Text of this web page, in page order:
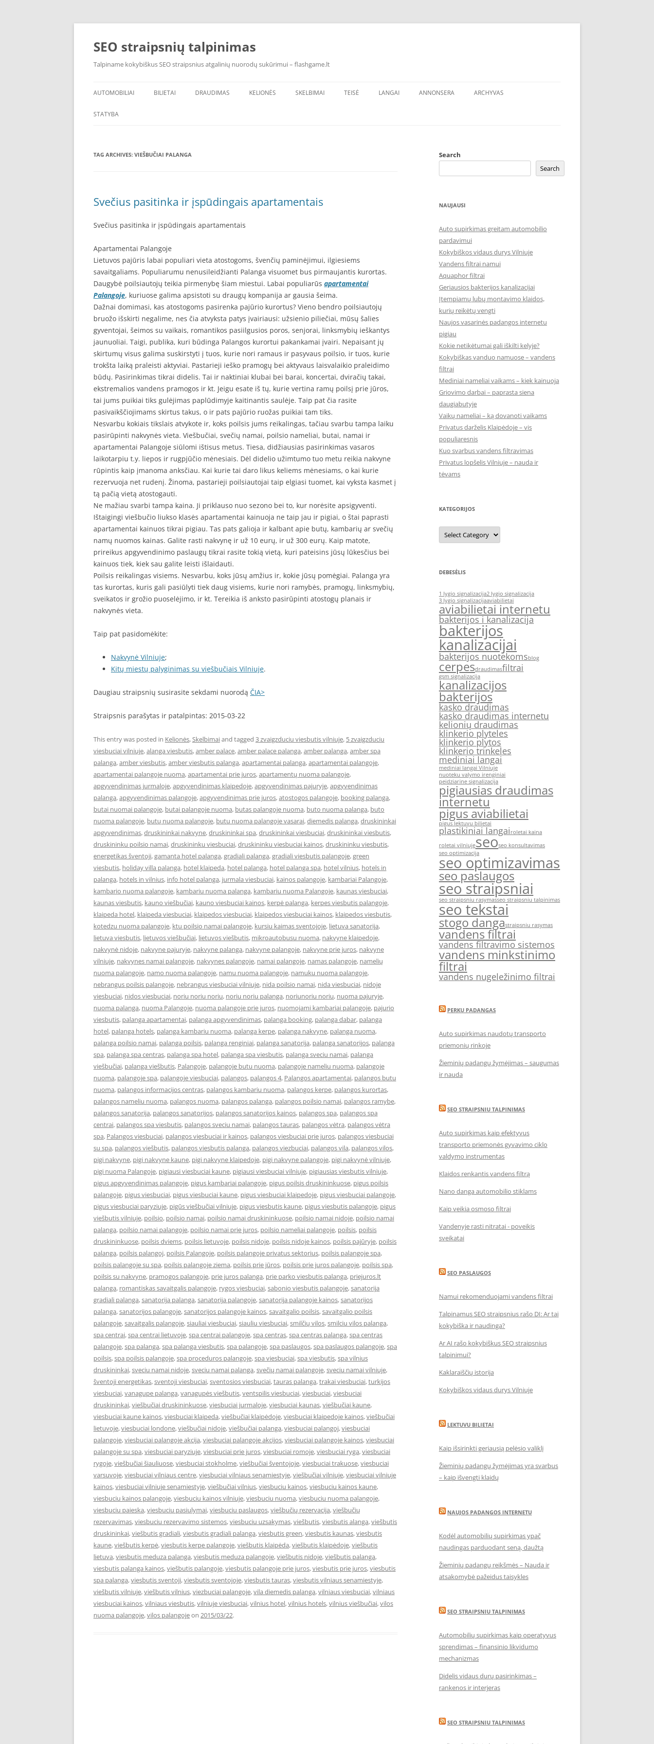
Skip
SEO straipsnių talpinimas
Talpiname kokybiškus SEO straipsnius atgalinių nuorodų sukūrimui – flashgame.lt
AUTOMOBILIAI BILIETAI DRAUDIMAS KELIONĖS SKELBIMAI TEISĖ LANGAI ANNONSERA ARCHYVAS
STATYBA
TAG ARCHIVES: VIEŠBUČIAI PALANGA
Svečius pasitinka ir įspūdingais apartamentais
Svečius pasitinka ir įspūdingais apartamentais
Apartamentai Palangoje
Lietuvos pajūris labai populiari vieta atostogoms, švenčių paminėjimui, ilgiesiems
savaitgaliams. Populiarumu nenusileidžianti Palanga visuomet bus pirmaujantis kurortas.
Daugybė poilsiautojų teikia pirmenybę šiam miestui. Labai populiarūs apartamentai
Palangoje, kuriuose galima apsistoti su draugų kompanija ar gausia šeima.
Dažnai domimasi, kas atostogoms pasirenka pajūrio kurortus? Vieno bendro poilsiautojų
bruožo išskirti negalime, nes čia atvyksta patys įvairiausi: užsienio piliečiai, mūsų šalies
gyventojai, šeimos su vaikais, romantikos pasiilgusios poros, senjorai, linksmybių ieškantys
jaunuoliai. Taigi, publika, kuri būdinga Palangos kurortui pakankamai įvairi. Nepaisant jų
skirtumų visus galima suskirstyti į tuos, kurie nori ramaus ir pasyvaus poilsio, ir tuos, kurie
trokšta laiką praleisti aktyviai. Pastarieji ieško pramogų bei aktyvaus laisvalaikio praleidimo
būdų. Pasirinkimas tikrai didelis. Tai ir naktiniai klubai bei barai, koncertai, dviračių takai,
ekstremalios vandens pramogos ir kt. Jeigu esate iš tų, kurie vertina ramų poilsį prie jūros,
tai jums puikiai tiks gulėjimas paplūdimyje kaitinantis saulėje. Taip pat čia rasite
pasivaikščiojimams skirtus takus, o ir pats pajūrio ruožas puikiai tam tiks.
Nesvarbu kokiais tikslais atvykote ir, koks poilsis jums reikalingas, tačiau svarbu tampa laiku
pasirūpinti nakvynės vieta. Viešbučiai, svečių namai, poilsio nameliai, butai, namai ir
apartamentai Palangoje siūlomi ištisus metus. Tiesa, didžiausias pasirinkimas vasaros
laikotarpiu t.y. liepos ir rugpjūčio mėnesiais. Dėl didelio užimtumo tuo metu reikia nakvyne
rūpintis kaip įmanoma anksčiau. Kai kurie tai daro likus keliems mėnesiams, o kai kurie
rezervuoja net rudenį. Žinoma, pastarieji poilsiautojai taip elgiasi tuomet, kai vyksta kasmet į
tą pačią vietą atostogauti.
Ne mažiau svarbi tampa kaina. Ji priklauso nuo sezono bei to, kur norėsite apsigyventi.
Ištaigingi viešbučio liukso klasės apartamentai kainuoja ne taip jau ir pigiai, o štai paprasti
apartamentai kainuos tikrai pigiau. Tas pats galioja ir kalbant apie butų, kambarių ar svečių
namų nuomos kainas. Galite rasti nakvynę ir už 10 eurų, ir už 300 eurų. Kaip matote,
prireikus apgyvendinimo paslaugų tikrai rasite tokią vietą, kuri pateisins jūsų lūkesčius bei
kainuos tiek, kiek sau galite leisti išlaidauti.
Poilsis reikalingas visiems. Nesvarbu, koks jūsų amžius ir, kokie jūsų pomėgiai. Palanga yra
tas kurortas, kuris gali pasiūlyti tiek daug visiems, kurie nori ramybės, pramogų, linksmybių,
sveikatos ir grožio puoselėjimo, ir kt. Tereikia iš anksto pasirūpinti atostogų planais ir
nakvynės vieta.
Taip pat pasidomėkite:
Nakvynė Vilniuje;
Kitų miestų palyginimas su viešbučiais Vilniuje.
Daugiau straipsnių susirasite sekdami nuorodą ČIA>
Straipsnis parašytas ir patalpintas: 2015-03-22
This entry was posted in Kelionės,Skelbimaiand tagged 3 zvaigzduciu viesbutis vilniuje, 5 zvaigzduciu
viesbuciai vilniuje,alanga viesbutis,amber palace,amber palace palanga,amber palanga,amber spa
palanga,amber viesbutis,amber viesbutis palanga,apartamentai palanga,apartamentai palangoje,
apartamentai palangoje nuoma,apartamentai prie juros,apartamentų nuoma palangoje,
apgyvendinimas jurmaloje,apgyvendinimas klaipedoje,apgyvendinimas pajuryje,apgyvendinimas
palanga,apgyvendinimas palangoje,apgyvendinimas prie juros,atostogos palangoje, booking palanga,
butai nuomai palangoje, butai palangoje nuoma, butas palangoje nuoma, buto nuoma palanga, buto
nuoma palangoje, butų nuoma palangoje, butu nuoma palangoje vasarai,diemedis palanga,druskininkai
apgyvendinimas,druskininkai nakvyne,druskininkai spa,druskininkai viesbuciai,druskininkai viesbutis,
druskininku poilsio namai,druskininku viesbuciai,druskininku viesbuciai kainos,druskininku viesbutis,
energetikas šventoji,gamanta hotel palanga,gradiali palanga,gradiali viesbutis palangoje,green
viesbutis, holiday villa palanga, hotel klaipeda, hotel palanga, hotel palanga spa, hotel vilnius, hotels in
palanga, hotels in vilnius, info hotel palanga, jurmala viesbuciai, kainos palangoje, kambariai Palangoje,
kambario nuoma palangoje, kambariu nuoma palanga, kambariu nuoma Palangoje, kaunas viesbuciai,
kaunas viesbutis, kauno viešbučiai, kauno viesbuciai kainos, kerpė palanga, kerpes viesbutis palangoje,
klaipeda hotel, klaipeda viesbuciai, klaipedos viesbuciai, klaipedos viesbuciai kainos, klaipedos viesbutis,
kotedzu nuoma palangoje, ktu poilsio namai palangoje, kursiu kaimas sventojoje, lietuva sanatorija,
lietuva viesbutis, lietuvos viešbučiai, lietuvos viešbutis, mikroautobusu nuoma, nakvyne klaipedoje,
nakvynė nidoje, nakvyne pajuryje, nakvyne palanga, nakvyne palangoje, nakvyne prie juros, nakvyne
vilniuje, nakvynes namai palangoje, nakvynes palangoje, namai palangoje, namas palangoje, namelių
nuoma palangoje, namo nuoma palangoje, namu nuoma palangoje, namuku nuoma palangoje,
nebrangus poilsis palangoje, nebrangus viesbuciai vilniuje, nida poilsio namai, nida viesbuciai, nidoje
viesbuciai, nidos viesbuciai, noriu noriu noriu, noriu noriu palanga, noriunoriu noriu, nuoma pajuryje,
nuoma palanga, nuoma Palangoje, nuoma palangoje prie juros, nuomojami kambariai palangoje, pajurio
viesbutis, palanga apartamentai, palanga apgyvendinimas, palanga booking, palanga dabar, palanga
hotel, palanga hotels, palanga kambariu nuoma, palanga kerpe, palanga nakvyne, palanga nuoma,
palanga poilsio namai, palanga poilsis, palanga renginiai, palanga sanatorija, palanga sanatorijos, palanga
spa, palanga spa centras, palanga spa hotel, palanga spa viesbutis, palanga sveciu namai, palanga
viešbučiai, palanga viešbutis, Palangoje, palangoje butu nuoma, palangoje nameliu nuoma, palangoje
nuoma, palangoje spa, palangoje viesbuciai, palangos, palangos 4, Palangos apartamentai, palangos butu
nuoma, palangos informacijos centras, palangos kambariu nuoma, palangos kerpe, palangos kurortas,
palangos nameliu nuoma, palangos nuoma, palangos palanga, palangos poilsio namai, palangos ramybe,
palangos sanatorija, palangos sanatorijos, palangos sanatorijos kainos, palangos spa, palangos spa
centrai, palangos spa viesbutis, palangos sveciu namai, palangos tauras, palangos vėtra, palangos vėtra
spa, Palangos viesbuciai, palangos viesbuciai ir kainos, palangos viesbuciai prie juros, palangos viesbuciai
su spa, palangos viešbutis, palangos viesbutis palanga, palangos viezbuciai, palangos vila, palangos vilos,
pigi nakvyne, pigi nakvyne kaune, pigi nakvyne klaipedoje, pigi nakvyne palangoje, pigi nakvynė vilniuje,
pigi nuoma Palangoje, pigiausi viesbuciai kaune, pigiausi viesbuciai vilniuje, pigiausias viesbutis vilniuje,
pigus apgyvendinimas palangoje, pigus kambariai palangoje, pigus poilsis druskininkuose, pigus poilsis
palangoje, pigus viesbuciai, pigus viesbuciai kaune, pigus viesbuciai klaipedoje, pigus viesbuciai palangoje,
pigus viesbuciai paryziuje, pigūs viešbučiai vilniuje, pigus viesbutis kaune, pigus viesbutis palangoje, pigus
viešbutis vilniuje, poilsio, poilsio namai, poilsio namai druskininkuose, poilsio namai nidoje, poilsio namai
palanga, poilsio namai palangoje, poilsio namai prie juros, poilsio nameliai palangoje, poilsis, poilsis
druskininkuose, poilsis dviems, poilsis lietuvoje, poilsis nidoje, poilsis nidoje kainos, poilsis pajūryje, poilsis
palanga, poilsis palangoj, poilsis Palangoje, poilsis palangoje privatus sektorius, poilsis palangoje spa,
poilsis palangoje su spa, poilsis palangoje ziema, poilsis prie jūros, poilsis prie juros palangoje, poilsis spa,
poilsis su nakvyne, pramogos palangoje, prie juros palanga, prie parko viesbutis palanga, priejuros.lt
palanga, romantiskas savaitgalis palangoje, rygos viesbuciai,sabonio viesbutis palangoje,sanatorija
gradiali palanga,sanatorija palanga,sanatorija palangoje,sanatorija palangoje kainos,sanatorijos
palanga,sanatorijos palangoje,sanatorijos palangoje kainos,savaitgalio poilsis,savaitgalio poilsis
palangoje,savaitgalis palangoje,siauliai viesbuciai,siauliu viesbuciai,smilčių vilos,smilciu vilos palanga,
spa centrai,spa centrai lietuvoje,spa centrai palangoje,spa centras,spa centras palanga,spa centras
palangoje,spa palanga,spa palanga viesbutis,spa palangoje,spa paslaugos,spa paslaugos palangoje,spa
poilsis,spa poilsis palangoje,spa proceduros palangoje,spa viesbuciai,spa viesbutis,spa vilnius
druskininkai,sveciu namai nidoje,sveciu namai palanga,svečių namai palangoje,sveciu namai vilniuje,
šventoji energetikas,sventoji viesbuciai,sventosios viesbuciai,tauras palanga,trakai viesbuciai,turkijos
viesbuciai,vanagupe palanga,vanagupės viešbutis,ventspilis viesbuciai,viesbuciai,viesbuciai
druskininkai,viešbučiai druskininkuose,viesbuciai jurmaloje,viesbuciai kaunas,viešbučiai kaune,
viesbuciai kaune kainos,viesbuciai klaipeda,viešbučiai klaipėdoje,viesbuciai klaipedoje kainos,viešbučiai
lietuvoje,viesbuciai londone,viešbučiai nidoje,viešbučiai palanga,viesbuciai palangoj,viesbuciai
palangoje,viesbuciai palangoje akcija,viesbuciai palangoje akcijos,viesbuciai palangoje kainos,viesbuciai
palangoje su spa,viesbuciai paryziuje,viesbuciai prie juros,viesbuciai romoje,viesbuciai ryga,viesbuciai
rygoje,viešbučiai šiauliuose,viesbuciai stokholme,viešbučiai šventojoje,viesbuciai trakuose,viesbuciai
varsuvoje,viesbuciai vilniaus centre,viesbuciai vilniaus senamiestyje,viešbučiai vilniuje,viesbuciai vilniuje
kainos,viesbuciai vilniuje senamiestyje,viešbučiai vilnius,viesbuciu kainos,viesbuciu kainos kaune,
viesbuciu kainos palangoje,viesbuciu kainos vilniuje,viesbuciu nuoma,viesbuciu nuoma palangoje,
viesbuciu paieska,viesbuciu pasiulymai,viesbuciu paslaugos,viešbučių rezervacija,viešbučių
rezervavimas,viesbuciu rezervavimo sistemos,viesbuciu uzsakymas,viešbutis,viesbutis alanga,viešbutis
druskininkai,viešbutis gradiali,viesbutis gradiali palanga,viesbutis green,viesbutis kaunas,viesbutis
kaune,viešbutis kerpė,viesbutis kerpe palangoje,viešbutis klaipėda,viešbutis klaipėdoje,viešbutis
lietuva,viesbutis meduza palanga,viesbutis meduza palangoje,viešbutis nidoje,viešbutis palanga,
viesbutis palanga kainos,viešbutis palangoje,viesbutis palangoje prie juros,viesbutis prie juros,viesbutis
spa palanga,viesbutis sventoji,viesbutis sventojoje,viesbutis tauras,viesbutis vilniaus senamiestyje,
viešbutis vilniuje,viešbutis vilnius,viezbuciai palangoje,vila diemedis palanga,vilniaus viesbuciai,vilniaus
viesbuciai kainos,vilniaus viesbutis,vilniuje viesbuciai,vilnius hotel,vilnius hotels,vilnius viešbučiai,vilos
nuoma palangoje,vilos palangojeon 2015/03/22.
Search
Search
NAUJAUSI
Auto supirkimas greitam automobilio
pardavimui
Kokybiškos vidaus durys Vilniuje
Vandens filtrai namui
Aquaphor filtrai
Geriausios bakterijos kanalizacijai
Įtempiamų lubų montavimo klaidos,
kurių reikėtų vengti
Naujos vasarinės padangos internetu
pigiau
Kokie netikėtumai gali iškilti kelyje?
Kokybiškas vanduo namuose – vandens
filtrai
Mediniai nameliai vaikams – kiek kainuoja
Griovimo darbai – paprasta siena
daugiabutyje
Vaikų nameliai – ką dovanoti vaikams
Privatus darželis Klaipėdoje – vis
populiaresnis
Kuo svarbus vandens filtravimas
Privatus lopšelis Vilniuje – nauda ir
tėvams
KATEGORIJOS
Kategorijos
DEBESĖLIS
1 lygio signalizacija2 lygio signalizacija
3 lygio signalizacijaaviabilietai
aviabilietai internetu
bakterijos i kanalizacija
bakterijos
kanalizacijai
bakterijos nuotekomsblog
cerpesdraudimasfiltrai
gsm signalizacija
kanalizacijos
bakterijos
kasko draudimas
kasko draudimas internetu
kelionių draudimas
klinkerio plyteles
klinkerio plytos
klinkerio trinkeles
mediniai langai
mediniai langai Vilniuje
nuoteku valymo irenginiai
peidziarine signalizacija
pigiausias draudimas
internetu
pigus aviabilietai
pigus lektuvu bilietai
plastikiniai langai roletai kaina
roletai vilniujeseoseo konsultavimas
seo optimizacija
seo optimizavimas
seo paslaugos
seo straipsniai
seo straipsniu rasymasseo straipsniu talpinimas
seo tekstai
stogo dangastraipsniu rasymas
vandens filtrai
vandens filtravimo sistemos
vandens minkstinimo
filtrai
vandens nugeležinimo filtrai
PERKU PADANGAS
Auto supirkimas naudotų transporto
priemonių rinkoje
Žieminių padangų žymėjimas – saugumas
ir nauda
SEO STRAIPSNIU TALPINIMAS
Auto supirkimas kaip efektyvus
transporto priemonės gyvavimo ciklo
valdymo instrumentas
Klaidos renkantis vandens filtrą
Nano danga automobilio stiklams
Kaip veikia osmoso filtrai
Vandenyje rasti nitratai - poveikis
sveikatai
SEO PASLAUGOS
Namui rekomenduojami vandens filtrai
Talpinamus SEO straipsnius rašo DI: Ar tai
kokybiška ir naudinga?
Ar AI rašo kokybiškus SEO straipsnius
talpinimui?
Kaklaraiščių istorija
Kokybiškos vidaus durys Vilniuje
LEKTUVU BILIETAI
Kaip išsirinkti geriausią pelėsio valiklį
Žieminių padangų žymėjimas yra svarbus
– kaip išvengti klaidų
NAUJOS PADANGOS INTERNETU
Kodėl automobilių supirkimas ypač
naudingas parduodant seną, daužtą
Žieminių padangų reikšmės – Nauda ir
atsakomybė pažeidus taisykles
SEO STRAIPSNIU TALPINIMAS
Automobilių supirkimas kaip operatyvus
sprendimas – finansinio likvidumo
mechanizmas
Didelis vidaus durų pasirinkimas –
rankenos ir interjeras
SEO STRAIPSNIU TALPINIMAS